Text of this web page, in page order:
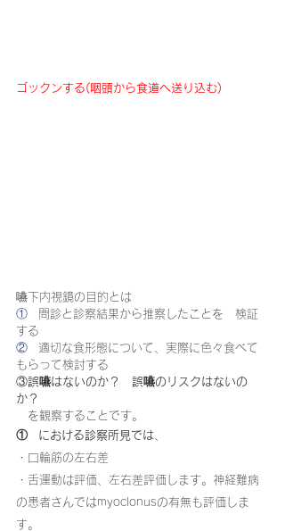
ゴックンする(咽頭から食道へ送り込む)
嚥下内視鏡の目的とは
① 問診と診察結果から推察したことを　検証
する
② 適切な食形態について、実際に色々食べて
もらって検討する
③誤嚥はないのか？　誤嚥のリスクはないの
か？
を観察することです。
①   における診察所見では
・口輪筋の左右差
・舌運動は評価、左右差評価します。神経難病
の患者さんではmyoclonusの有無も評価しま
す。